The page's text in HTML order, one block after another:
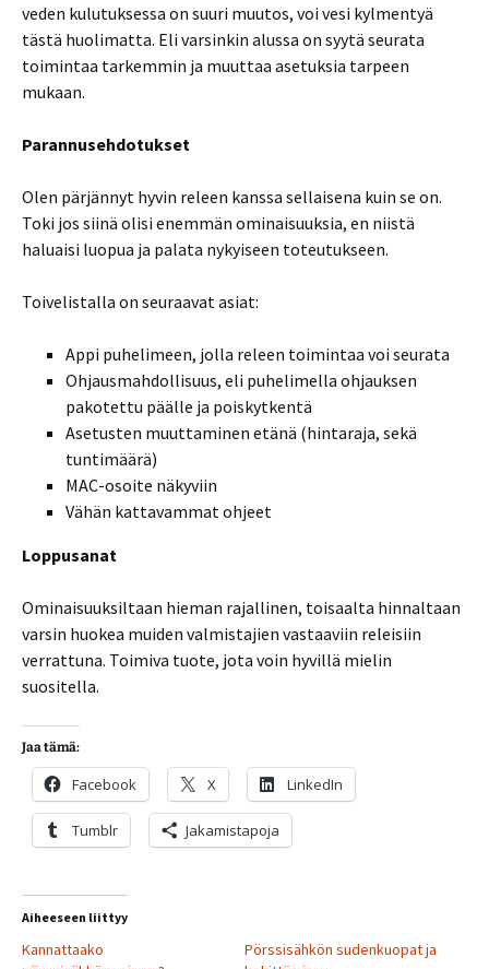
veden kulutuksessa on suuri muutos, voi vesi kylmentyä
tästä huolimatta. Eli varsinkin alussa on syytä seurata
toimintaa tarkemmin ja muuttaa asetuksia tarpeen
mukaan.
Parannusehdotukset
Olen pärjännyt hyvin releen kanssa sellaisena kuin se on.
Toki jos siinä olisi enemmän ominaisuuksia, en niistä
haluaisi luopua ja palata nykyiseen toteutukseen.
Toivelistalla on seuraavat asiat:
Appi puhelimeen, jolla releen toimintaa voi seurata
Ohjausmahdollisuus, eli puhelimella ohjauksen
pakotettu päälle ja poiskytkentä
Asetusten muuttaminen etänä (hintaraja, sekä
tuntimäärä)
MAC-osoite näkyviin
Vähän kattavammat ohjeet
Loppusanat
Ominaisuuksiltaan hieman rajallinen, toisaalta hinnaltaan
varsin huokea muiden valmistajien vastaaviin releisiin
verrattuna. Toimiva tuote, jota voin hyvillä mielin
suositella.
Jaa tämä:
Facebook X LinkedIn
Tumblr Jakamistapoja
Aiheeseen liittyy
Kannattaako
Pörssisähkön sudenkuopat ja